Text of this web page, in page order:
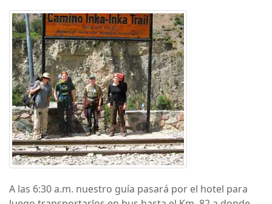
A las 6:30 a.m. nuestro guía pasará por el hotel para